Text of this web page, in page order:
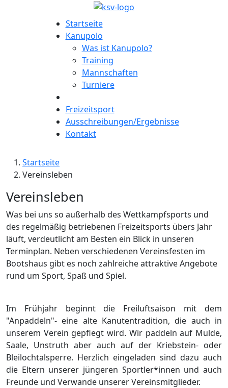
Startseite
Kanupolo
Was ist Kanupolo?
Training
Mannschaften
Turniere
Freizeitsport
Ausschreibungen/Ergebnisse
Kontakt
Startseite
Vereinsleben
Vereinsleben
Was bei uns so außerhalb des Wettkampfsports und
des regelmäßig betriebenen Freizeitsports übers Jahr
läuft, verdeutlicht am Besten ein Blick in unseren
Terminplan. Neben verschiedenen Vereinsfesten im
Bootshaus gibt es noch zahlreiche attraktive Angebote
rund um Sport, Spaß und Spiel.
Im Frühjahr beginnt die Freiluftsaison mit dem
"Anpaddeln"- eine alte Kanutentradition, die auch in
unserem Verein gepflegt wird. Wir paddeln auf Mulde,
Saale, Unstruth aber auch auf der Kriebstein- oder
Bleilochtalsperre. Herzlich eingeladen sind dazu auch
die Eltern unserer jüngeren Sportler*innen und auch
Freunde und Verwande unserer Vereinsmitglieder.